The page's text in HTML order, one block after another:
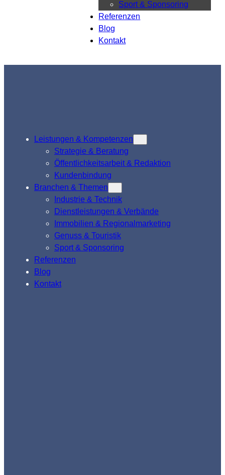
Sport & Sponsoring
Referenzen
Blog
Kontakt
Leistungen & Kompetenzen
Strategie & Beratung
Öffentlichkeitsarbeit & Redaktion
Kundenbindung
Branchen & Themen
Industrie & Technik
Dienstleistungen & Verbände
Immobilien & Regionalmarketing
Genuss & Touristik
Sport & Sponsoring
Referenzen
Blog
Kontakt